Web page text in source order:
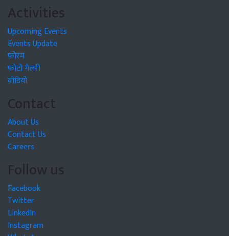
Activities
Upcoming Events
Events Update
फोरम
फोटो गैलरी
वीडियो
Contact
About Us
Contact Us
Careers
Follow us
Facebook
Twitter
LinkedIn
Instagram